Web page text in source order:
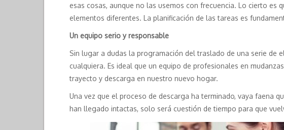
esas cosas, aunque no las usemos con frecuencia. Lo cierto es
elementos diferentes. La planificación de las tareas es
Un equipo serio y responsable
Sin lugar a dudas la programación del traslado de una serie de
cualquiera. Es ideal que un equipo de profesionales en
trayecto y descarga en nuestro nuevo hogar.
Una vez que el proceso de descarga ha terminado, vaya faena
han llegado intactas, solo será cuestión de tiempo para que